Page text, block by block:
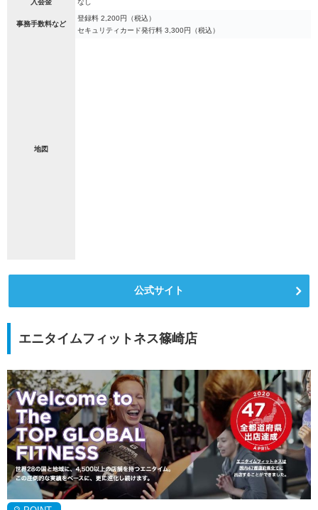
入会金 なし
事務手数料など
登録料 2,200円（税込）
セキュリティカード発行料 3,300円（税込）
地図
公式サイト
エニタイムフィットネス篠崎店